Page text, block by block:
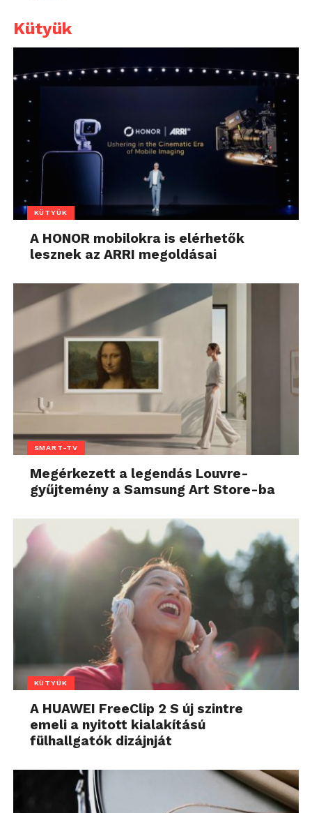
Kütyük
KÜTYÜK
A HONOR mobilokra is elérhetők
lesznek az ARRI megoldásai
SMART-TV
Megérkezett a legendás Louvre-
gyűjtemény a Samsung Art Store-ba
KÜTYÜK
A HUAWEI FreeClip 2 S új szintre
emeli a nyitott kialakítású
fülhallgatók dizájnját